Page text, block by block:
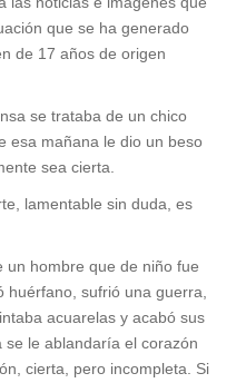
que se ha generado
de 17 años de origen
se trataba de un chico
esa mañana le dio un beso
sea cierta.
lamentable sin duda, es
un hombre que de niño fue
sufrió una guerra,
acuarelas y acabó sus
se le ablandaría el corazón
cierta, pero incompleta. Si